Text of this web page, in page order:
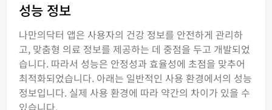
성능 정보
나만의닥터 앱은 사용자의 건강 정보를 안전하게 관리하
고, 맞춤형 의료 정보를 제공하는 데 중점을 두고 개발되었
습니다. 따라서 성능은 안정성과 효율성에 초점을 맞추어
최적화되었습니다. 아래는 일반적인 사용 환경에서의 성능
정보입니다. 실제 사용 환경에 따라 약간의 차이가 있을 수
있습니다.